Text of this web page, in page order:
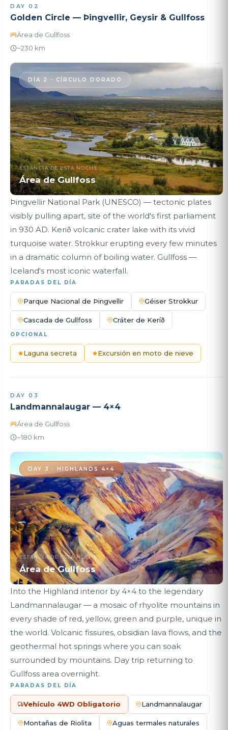
DAY 02
Golden Circle — Þingvellir, Geysir & Gullfoss
Área de Gullfoss
~230 km
DÍA 2 - CÍRCULO DORADO
ESTANCIA DE ESTA NOCHE
Área de Gullfoss
Þingvellir National Park (UNESCO) — tectonic plates
visibly pulling apart, site of the world's first parliament
in 930 AD. Kerið volcanic crater lake with its vivid
turquoise water. Strokkur erupting every few minutes
in a dramatic column of boiling water. Gullfoss —
Iceland's most iconic waterfall.
PARADAS DEL DÍA
Parque Nacional de Þingvellir Géiser Strokkur
Cascada de Gullfoss Cráter de Keríð
OPCIONAL
Laguna secreta Excursión en moto de nieve
DAY 03
Landmannalaugar — 4×4
Área de Gullfoss
~180 km
DAY 3 · HIGHLANDS 4×4
ESTANCIA DE ESTA NOCHE
Área de Gullfoss
Into the Highland interior by 4×4 to the legendary
Landmannalaugar — a mosaic of rhyolite mountains in
every shade of red, yellow, green and purple, unique in
the world. Volcanic fissures, obsidian lava flows, and the
geothermal hot springs where you can soak
surrounded by mountains. Day trip returning to
Gullfoss area overnight.
PARADAS DEL DÍA
Vehículo 4WD Obligatorio Landmannalaugar
Montañas de Riolita Aguas termales naturales